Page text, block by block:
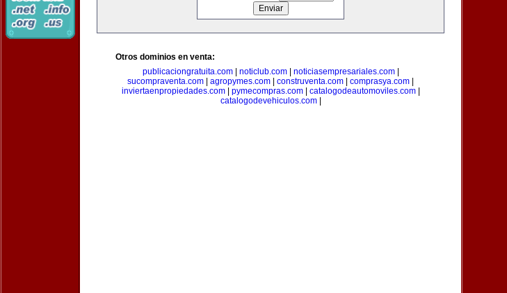
Otros dominios en venta:
publicaciongratuita.com| noticlub.com| noticiasempresariales.com|
sucompraventa.com
agropymes.com construventa.com comprasya.com
inviertaenpropiedades.com| pymecompras.com| catalogodeautomoviles.com|
catalogodevehiculos.com|